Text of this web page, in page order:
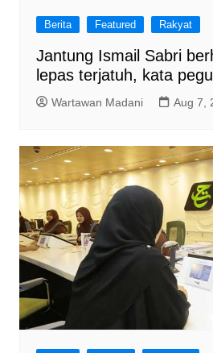
Berita Featured Rakyat
Jantung Ismail Sabri
lepas terjatuh, kata
Wartawan Madani Aug 7,